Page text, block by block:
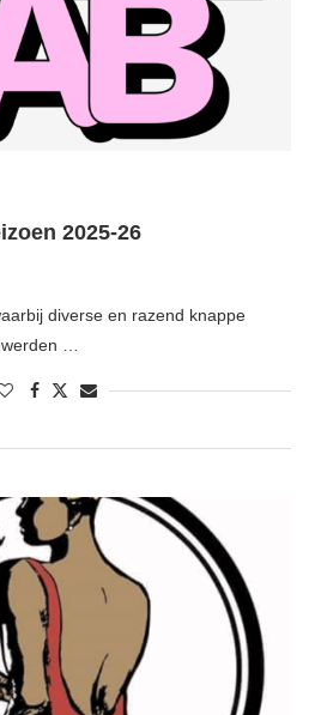
2025-26
diverse en razend knappe
werden …